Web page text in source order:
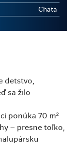
Chata
detstvo,
sa žilo
ponúka 70 m²
– presne toľko,